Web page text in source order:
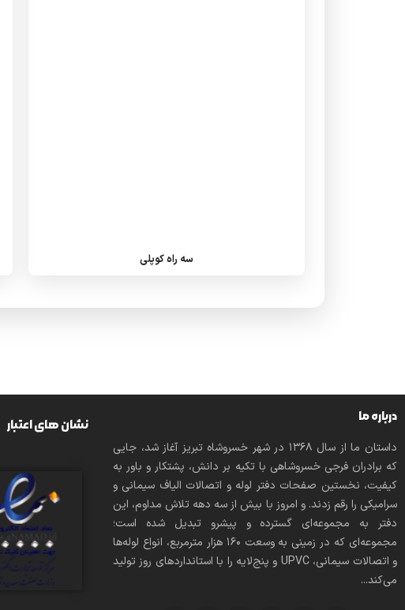
سه راه کوپلی
درباره ما
داستان ما از سال ۱۳۶۸ در شهر خسروشاه تبریز آغاز شد، جایی
که برادران فرجی خسروشاهی با تکیه بر دانش، پشتکار و باور به
کیفیت، نخستین صفحات دفتر لوله و اتصالات الیاف سیمانی و
سرامیکی را رقم زدند. و امروز با بیش از سه دهه تلاش مداوم، این
دفتر به مجموعه‌ای گسترده و پیشرو تبدیل شده است؛
مجموعه‌ای که در زمینی به وسعت 160 هزار مترمربع، انواع لوله‌ها
و اتصالات سیمانی، UPVC و پنج‌لایه را با استانداردهای روز تولید
می‌کند...
نشان های اعتبار